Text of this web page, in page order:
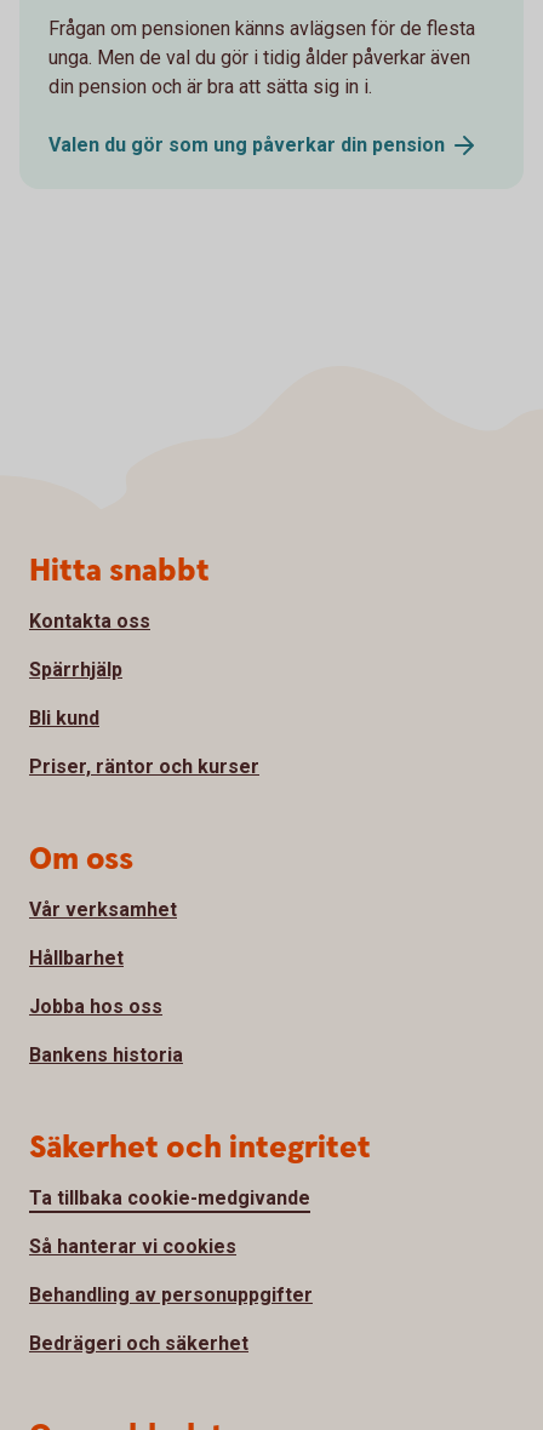
Frågan om pensionen känns avlägsen för de flesta
unga. Men de val du gör i tidig ålder påverkar även
din pension och är bra att sätta sig in i.
Valen du gör som ung påverkar din pension
Sidfot
Hitta snabbt
Kontakta oss
Spärrhjälp
Bli kund
Priser, räntor och kurser
Om oss
Vår verksamhet
Hållbarhet
Jobba hos oss
Bankens historia
Säkerhet och integritet
Ta tillbaka cookie-medgivande
Så hanterar vi cookies
Behandling av personuppgifter
Bedrägeri och säkerhet